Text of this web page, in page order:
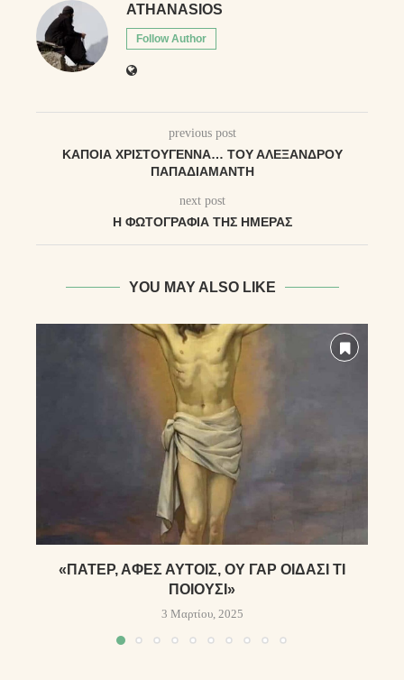
ATHANASIOS
Follow Author
previous post
ΚΆΠΟΙΑ ΧΡΙΣΤΟΎΓΕΝΝΑ… ΤΟΥ ΑΛΈΞΑΝΔΡΟΥ
ΠΑΠΑΔΙΑΜΆΝΤΗ
next post
Η ΦΩΤΟΓΡΑΦΊΑ ΤΗΣ ΗΜΈΡΑΣ
YOU MAY ALSO LIKE
«ΠΆΤΕΡ, ΆΦΕΣ ΑΥΤΟΊΣ, ΟΥ ΓΆΡ ΟΊΔΑΣΙ ΤΊ
ΠΟΙΟΎΣΙ»
3 Μαρτίου, 2025